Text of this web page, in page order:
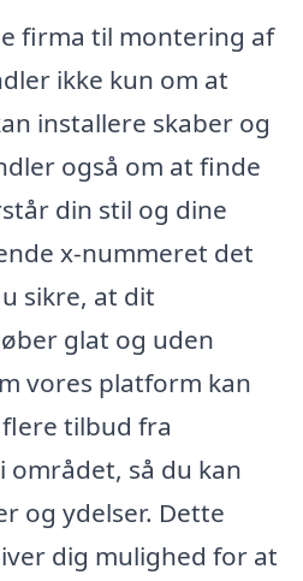
firma til montering af
ikke kun om at
installere skaber og
også om at finde
din stil og dine
x-nummeret det
sikre, at dit
glat og uden
vores platform kan
tilbud fra
området, så du kan
og ydelser. Dette
dig mulighed for at